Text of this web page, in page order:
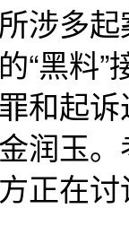
涉多
“黑料”
和起
润玉
正在